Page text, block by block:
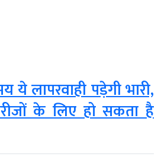
ये लापरवाही पड़ेगी भारी,
के लिए हो सकता है